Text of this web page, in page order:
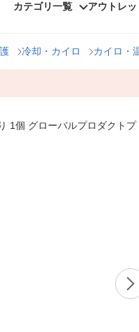
カテゴリ一覧 アウトレッ
冷却・カイロ カイロ・